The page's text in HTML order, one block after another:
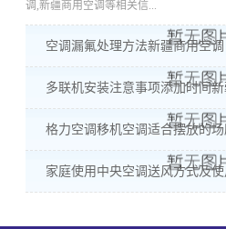
调,新疆商用空调等相关信...
空调漏氟处理方法新疆商用空调
多联机安装注意事项添加时间
格力空调移机空调适合摆放的场
家庭使用中央空调送风方式及使